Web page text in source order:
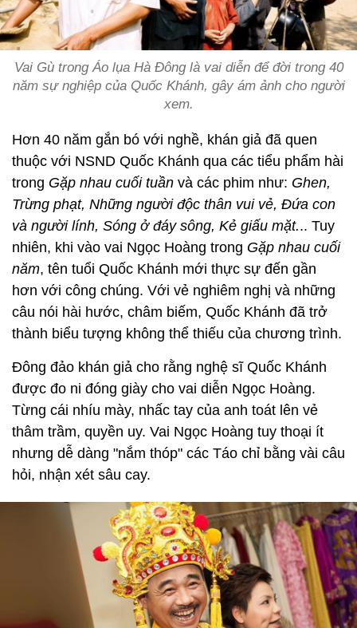
Vai Gù trong Áo lụa Hà Đông là vai diễn để đời trong 40
năm sự nghiệp của Quốc Khánh, gây ám ảnh cho người
xem.
Hơn 40 năm gắn bó với nghề, khán giả đã quen
thuộc với NSND Quốc Khánh qua các tiểu phẩm hài
trong Gặp nhau cuối tuần và các phim như: Ghen,
Trừng phạt, Những người độc thân vui vẻ, Đứa con
và người lính, Sóng ở đáy sông, Kẻ giấu mặt... Tuy
nhiên, khi vào vai Ngọc Hoàng trong Gặp nhau cuối
năm, tên tuổi Quốc Khánh mới thực sự đến gần
hơn với công chúng. Với vẻ nghiêm nghị và những
câu nói hài hước, châm biếm, Quốc Khánh đã trở
thành biểu tượng không thể thiếu của chương trình.
Đông đảo khán giả cho rằng nghệ sĩ Quốc Khánh
được đo ni đóng giày cho vai diễn Ngọc Hoàng.
Từng cái nhíu mày, nhấc tay của anh toát lên vẻ
thâm trầm, quyền uy. Vai Ngọc Hoàng tuy thoại ít
nhưng dễ dàng "nắm thóp" các Táo chỉ bằng vài câu
hỏi, nhận xét sâu cay.